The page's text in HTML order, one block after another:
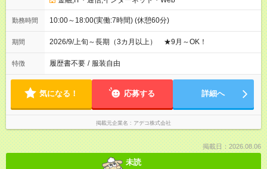
勤務時間 10:00～18:00(実働:7時間) (休憩60分)
期間 2026/9/上旬～長期（3カ月以上） ★9月～OK！
特徴 履歴書不要 / 服装自由
気になる！ 応募する 詳細へ
掲載元企業名 アデコ株式会社
掲載日：2026.08.06
未読